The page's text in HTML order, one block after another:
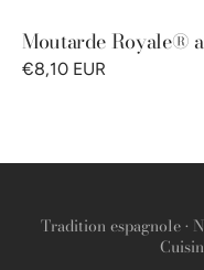
Moutarde Royale®
€8,10 EUR
Tradition espagnole •